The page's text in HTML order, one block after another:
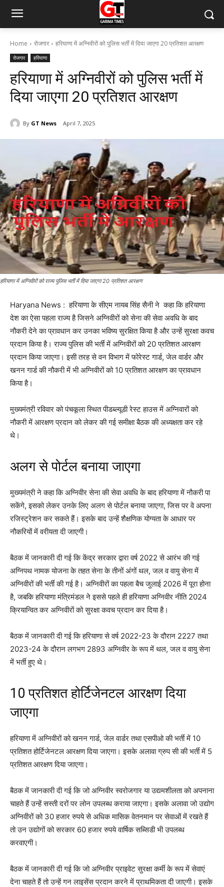
Home रोजगार हरियाणा में अग्निवीरों को पुलिस भर्ती में दिया जाएगा 20 प्रतिशत आरक्षण
रोजगार हरियाणा
हरियाणा में अग्निवीरों को पुलिस भर्ती में
दिया जाएगा 20 प्रतिशत आरक्षण
By GT News April 7, 2025
हरियाणा में अग्निवीरों को राज्य पुलिस भर्ती में दिया जाएगा 20 प्रतिशत आरक्षण
Haryana News : हरियाणा के सीएम नायब सिंह सैनी ने कहा कि हरियाणा
देश का ऐसा पहला राज्य है जिसने अग्निवीरों को सेना की सेवा अवधि के बाद
नौकरी देने का प्रावधान कर उनका भविष्य सुरक्षित किया है और उन्हें सुरक्षा कवच
प्रदान किया है। राज्य पुलिस की भर्ती में अग्निवीरों को 20 प्रतिशत आरक्षण
प्रदान किया जाएगा। इसी तरह से वन विभाग में फोरेस्ट गार्ड, जेल वार्डर और
खनन गार्ड की नौकरी में भी अग्निवीरों को 10 प्रतिशत आरक्षण का प्रावधान
किया है।
मुख्यमंत्री रविवार को पंचकूला स्थित पीडब्ल्यूडी रेस्ट हाउस में अग्निवारों को
नौकरी में आरक्षण प्रदान को लेकर की गई समीक्षा बैठक की अध्यक्षता कर रहे
थे।
अलग से पोर्टल बनाया जाएगा
मुख्यमंत्री ने कहा कि अग्निवीर सेना की सेवा अवधि के बाद हरियाणा में नौकरी पा
सकेंगे, इसको लेकर उनके लिए अलग से पोर्टल बनाया जाएगा, जिस पर वे अपना
रजिस्ट्रेशन कर सकते हैं। इसके बाद उन्हें शैक्षणिक योग्यता के आधार पर
नौकरियों में वरीयता दी जाएगी।
बैठक में जानकारी दी गई कि केंद्र सरकार द्वारा वर्ष 2022 से आरंभ की गई
अग्निपथ नामक योजना के तहत सेना के तीनों अंगों थल, जल व वायु सेना में
अग्निवीरों की भर्ती की गई है। अग्निवीरों का पहला बैच जुलाई 2026 में पूरा होना
है, जबकि हरियाणा मंत्रिमंडल ने इससे पहले ही हरियाणा अग्निवीर नीति 2024
क्रियान्वित कर अग्निवीरों को सुरक्षा कवच प्रदान कर दिया है।
बैठक में जानकारी दी गई कि हरियाणा से वर्ष 2022-23 के दौरान 2227 तथा
2023-24 के दौरान लगभग 2893 अग्निवीर के रूप में थल, जल व वायु सेना
में भर्ती हुए थे।
10 प्रतिशत होर्टिजेनटल आरक्षण दिया
जाएगा
हरियाणा में अग्निवीरों को खनन गार्ड, जेल वार्डर तथा एसपीओ की भर्ती में 10
प्रतिशत होर्टिजेनटल आरक्षण दिया जाएगा। इसके अलावा ग्रुप सी की भर्ती में 5
प्रतिशत आरक्षण दिया जाएगा।
बैठक में जानकारी दी गई कि जो अग्निवीर स्वरोजगार या उद्यमशीलता को अपनाना
चाहते हैं उन्हें सस्ती दरों पर लोन उपलब्ध कराया जाएगा। इसके अलावा जो उद्योग
अग्निवीरों को 30 हजार रुपये से अधिक मासिक वेतनमान पर सेवाओं में रखते हैं
तो उन उद्योगों को सरकार 60 हजार रुपये वार्षिक सब्सिडी भी उपलब्ध
करवाएगी।
बैठक में जानकारी दी गई कि जो अग्निवीर प्राइवेट सुरक्षा कर्मी के रूप में सेवाएं
देना चाहते हैं तो उन्हें गन लाइसेंस प्रदान करने में प्राथमिकता दी जाएगी। इसके